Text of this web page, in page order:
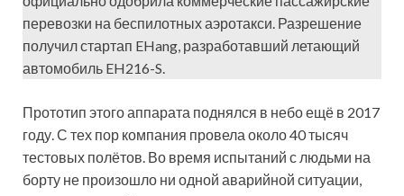
перевозки на беспилотных аэротакси. Разрешение
получил стартап EHang, разработавший летающий
автомобиль EH216-S.
Прототип этого аппарата поднялся в небо ещё в 2017
году. С тех пор компания провела около 40 тысяч
тестовых полётов. Во время испытаний с людьми на
борту не произошло ни одной аварийной ситуации,